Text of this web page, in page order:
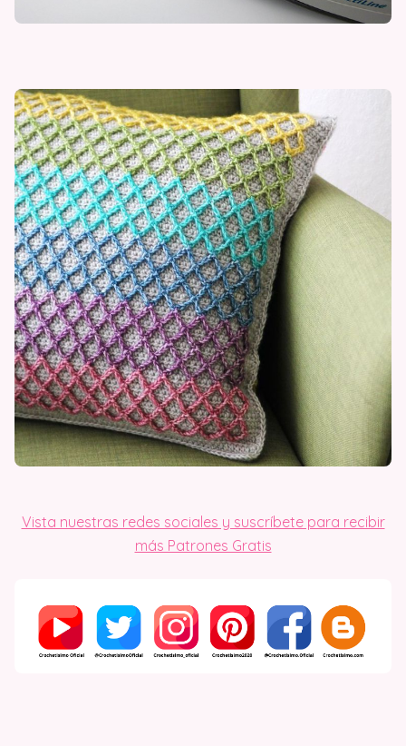
Vista nuestras redes sociales y suscríbete para recibir
más Patrones Gratis